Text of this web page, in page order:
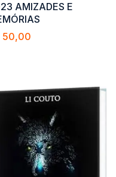
AMIZADES E
50,00